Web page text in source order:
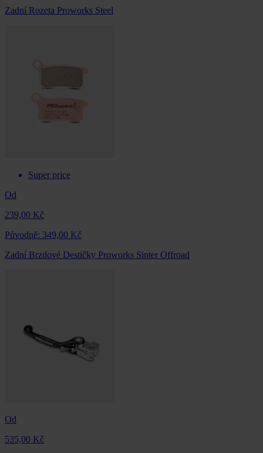
Zadní Rozeta Proworks Steel
Super price
Od
239,00 Kč
Původně: 349,00 Kč
Zadní Brzdové Destičky Proworks Sinter Offroad
Od
535,00 Kč